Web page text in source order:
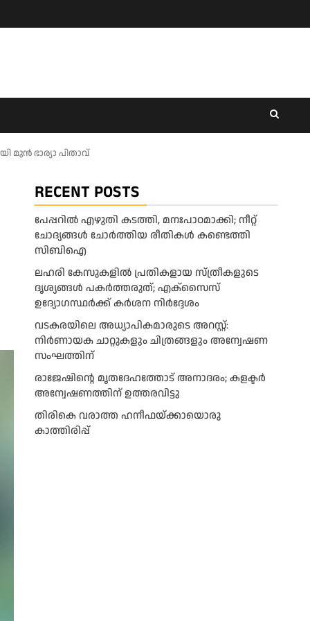
ഭാര്യാ പിതാവ്
RECENT POSTS
പേപ്പറിൽ എഴുതി കടത്തി, മനഃപാഠമാക്കി; നീറ്റ്
ചോദ്യങ്ങൾ ചോർത്തിയ രീതികൾ കണ്ടെത്തി
സിബിഐ
ലഹരി കേസുകളിൽ പ്രതികളായ സ്ത്രീകളുടെ
ദൃശ്യങ്ങൾ പകർത്തരുത്; എക്‌സൈസ്
ഉദ്യോഗസ്ഥർക്ക് കർശന നിർദ്ദേശം
വടകരയിലെ അധ്യാപികമാരുടെ അറസ്റ്റ്:
നിർണായക ചാറ്റുകളും ചിത്രങ്ങളും അന്വേഷണ
സംഘത്തിന്
രാജേഷിന്റെ മൃതദേഹത്തോട് അനാദരം; കളക്ടർ
അന്വേഷണത്തിന് ഉത്തരവിട്ടു
തിരികെ വരാത്ത ഹനീഫയ്ക്കായൊരു
കാത്തിരിപ്പ്